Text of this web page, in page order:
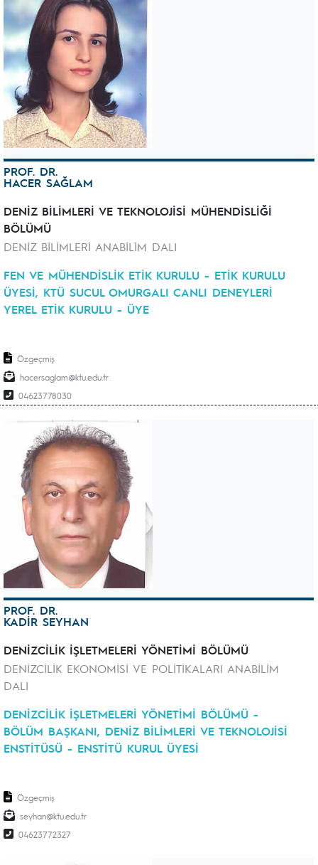
PROF. DR.
HACER SAĞLAM
DENİZ BİLİMLERİ VE TEKNOLOJİSİ MÜHENDİSLİĞİ
BÖLÜMÜ
DENİZ BİLİMLERİ ANABİLİM DALI
FEN VE MÜHENDİSLİK ETİK KURULU - ETİK KURULU
ÜYESİ, KTÜ SUCUL OMURGALI CANLI DENEYLERİ
YEREL ETİK KURULU - ÜYE
Özgeçmiş
hacersaglam
04623778030
PROF. DR.
KADİR SEYHAN
DENİZCİLİK İŞLETMELERİ YÖNETİMİ BÖLÜMÜ
DENİZCİLİK EKONOMİSİ VE POLİTİKALARI ANABİLİM
DALI
DENİZCİLİK İŞLETMELERİ YÖNETİMİ BÖLÜMÜ -
BÖLÜM BAŞKANI, DENİZ BİLİMLERİ VE TEKNOLOJİSİ
ENSTİTÜSÜ - ENSTİTÜ KURUL ÜYESİ
Özgeçmiş
seyhan
04623772327